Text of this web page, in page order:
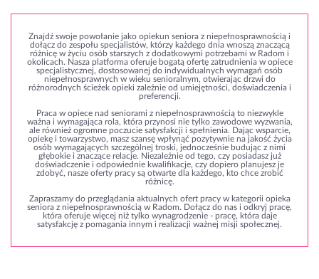
Znajdź swoje powołanie jako opiekun seniora z niepełnosprawnością i
dołącz do zespołu specjalistów, którzy każdego dnia wnoszą znaczącą
różnicę w życiu osób starszych z dodatkowymi potrzebami w Radom i
okolicach. Nasza platforma oferuje bogatą ofertę zatrudnienia w opiece
specjalistycznej, dostosowanej do indywidualnych wymagań osób
niepełnosprawnych w wieku senioralnym, otwierając drzwi do
różnorodnych ścieżek opieki zależnie od umiejętności, doświadczenia i
preferencji.
Praca w opiece nad seniorami z niepełnosprawnością to niezwykle
ważna i wymagająca rola, która przynosi nie tylko zawodowe wyzwania,
ale również ogromne poczucie satysfakcji i spełnienia. Dając wsparcie,
opiekę i towarzystwo, masz szansę wpłynąć pozytywnie na jakość życia
osób wymagających szczególnej troski, jednocześnie budując z nimi
głębokie i znaczące relacje. Niezależnie od tego, czy posiadasz już
doświadczenie i odpowiednie kwalifikacje, czy dopiero planujesz je
zdobyć, nasze oferty pracy są otwarte dla każdego, kto chce zrobić
różnicę.
Zapraszamy do przeglądania aktualnych ofert pracy w kategorii opieka
seniora z niepełnosprawnością w Radom. Dołącz do nas i odkryj pracę,
która oferuje więcej niż tylko wynagrodzenie - pracę, która daje
satysfakcję z pomagania innym i realizacji ważnej misji społecznej.